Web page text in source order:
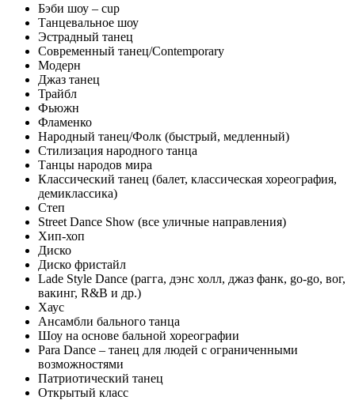
Бэби шоу – cup
Танцевальное шоу
Эстрадный танец
Современный танец/Contemporary
Модерн
Джаз танец
Трайбл
Фьюжн
Фламенко
Народный танец/Фолк (быстрый, медленный)
Стилизация народного танца
Танцы народов мира
Классический танец (балет, классическая хореография,
демиклассика)
Степ
Street Dance Show (все уличные направления)
Хип-хоп
Диско
Диско фристайл
Lade Style Dance (рагга, дэнс холл, джаз фанк, go-go, вог,
вакинг, R&B и др.)
Хаус
Ансамбли бального танца
Шоу на основе бальной хореографии
Para Dance – танец для людей с ограниченными
возможностями
Патриотический танец
Открытый класс